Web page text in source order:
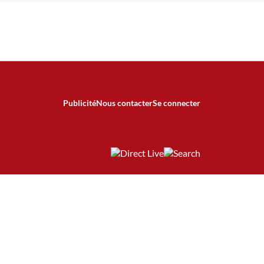
PublicitéNous contacterSe connecter